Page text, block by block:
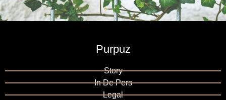
Purpuz
Story
In De Pers
Legal